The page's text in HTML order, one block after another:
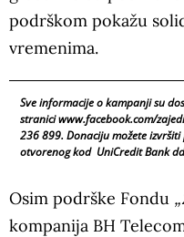
podrškom pokažu
vremenima.
Sve informacije o kampanji su
stranici www.facebook.com/
236 899. Donaciju možete
otvorenog kod UniCredit Bank
Osim podrške Fondu
kompanija BH